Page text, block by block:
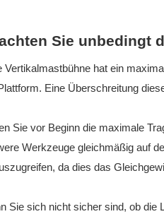
Sie unbedingt
Vertikalmastbühne hat ein
Eine Überschreitung
Sie vor Beginn die maximale
Werkzeuge gleichmäßig auf
da dies das
Sie sich nicht sicher sind, ob die